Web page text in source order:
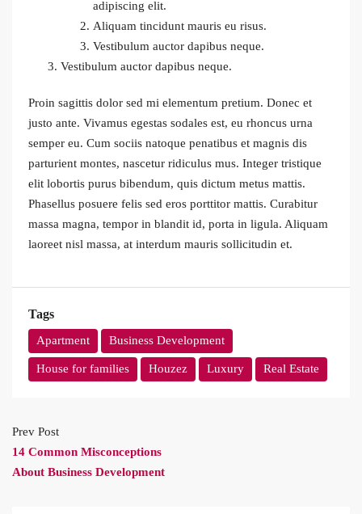
adipiscing elit.
Aliquam tincidunt mauris eu risus.
Vestibulum auctor dapibus neque.
Vestibulum auctor dapibus neque.
Proin sagittis dolor sed mi elementum pretium. Donec et
justo ante. Vivamus egestas sodales est, eu rhoncus urna
semper eu. Cum sociis natoque penatibus et magnis dis
parturient montes, nascetur ridiculus mus. Integer tristique
elit lobortis purus bibendum, quis dictum metus mattis.
Phasellus posuere felis sed eros porttitor mattis. Curabitur
massa magna, tempor in blandit id, porta in ligula. Aliquam
laoreet nisl massa, at interdum mauris sollicitudin et.
Tags
Apartment Business Development
House for families Houzez Luxury Real Estate
Prev Post
14 Common Misconceptions
About Business Development